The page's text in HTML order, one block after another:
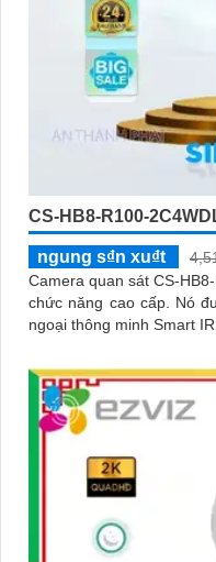
CS-HB8-R100-
ngung s₫n xu₫t
Camera quan sát CS-
chức năng cao cấp. Nó được tích hợp với tính năng thu âm và loa hồng
ngoại thông minh Smart